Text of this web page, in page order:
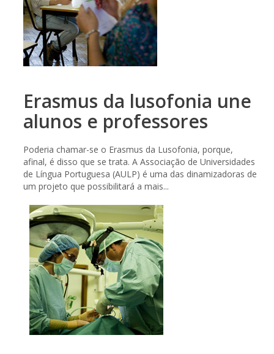
Erasmus da lusofonia une
alunos e professores
Poderia chamar-se o Erasmus da Lusofonia, porque,
afinal, é disso que se trata. A Associação de Universidades
de Língua Portuguesa (AULP) é uma das dinamizadoras de
um projeto que possibilitará a mais...